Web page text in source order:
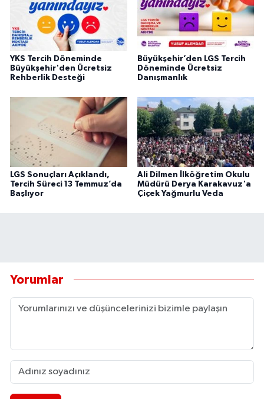
YKS Tercih Döneminde
Büyükşehir'den Ücretsiz
Rehberlik Desteği
Büyükşehir’den LGS Tercih
Döneminde Ücretsiz
Danışmanlık
LGS Sonuçları Açıklandı,
Tercih Süreci 13 Temmuz’da
Başlıyor
Ali Dilmen İlköğretim Okulu
Müdürü Derya Karakavuz'a
Çiçek Yağmurlu Veda
Yorumlar